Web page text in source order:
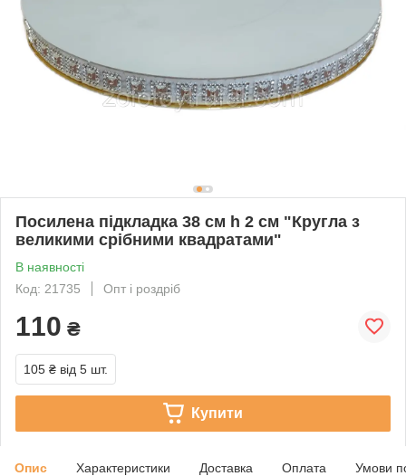
Посилена підкладка 38 см h 2 см "Кругла з
великими срібними квадратами"
В наявності
Код: 21735
Опт і роздріб
110 ₴
105 ₴ від 5 шт.
Купити
Опис Характеристики Доставка Оплата Умови